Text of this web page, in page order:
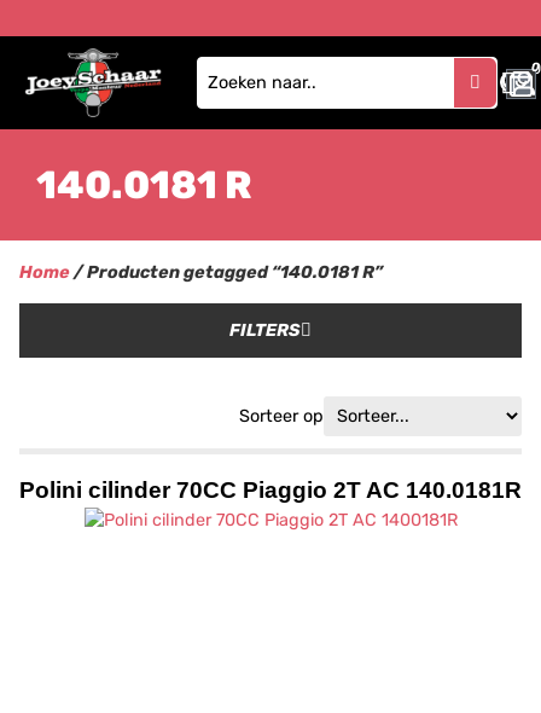
0
0
140.0181 R
Home/ Producten getagged “140.0181 R”
FILTERS
Sorteer op
Polini cilinder 70CC Piaggio 2T AC 140.0181R